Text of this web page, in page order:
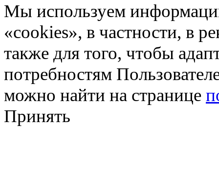
Мы используем
«cookies», в частности, в
также для того, чтобы
потребностям
можно найти на странице
Принять